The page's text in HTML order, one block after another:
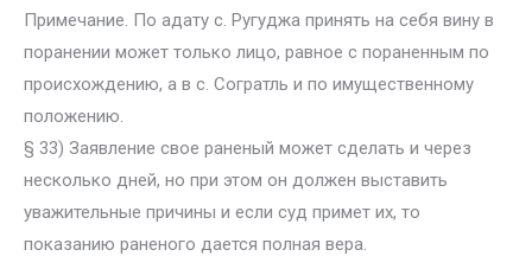
Примечание. По адату с. Ругуджа принять на себя вину в
поранении может только лицо, равное с пораненным по
происхождению, а в с. Согратль и по имущественному
положению.
§ 33) Заявление свое раненый может сделать и через
несколько дней, но при этом он должен выставить
уважительные причины и если суд примет их, то
показанию раненого дается полная вера.